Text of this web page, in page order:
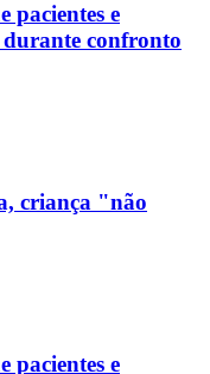
pacientes e
confronto
criança "não
pacientes e